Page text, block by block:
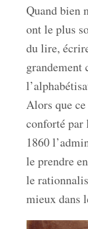
Quand bien
ont le plus
du lire,
grandement
Alors que
conforté par
1860
le prendre
le
mieux dans